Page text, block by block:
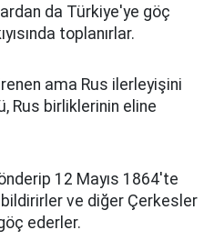
da Türkiye'ye göç
toplanırlar.
ama Rus ilerleyişini
Rus birliklerinin eline
12 Mayıs 1864'te
ve diğer Çerkesler
ederler.